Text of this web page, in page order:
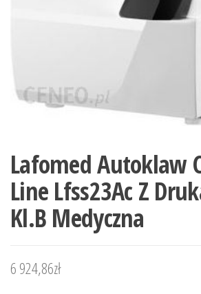
Lafomed Autoklaw
Line Lfss23Ac Z
Kl.B Medyczna
6 924,86zł